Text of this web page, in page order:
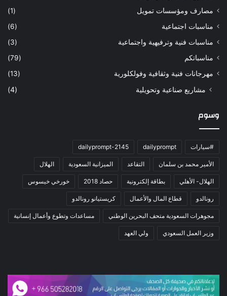
مصارف ومؤسسات تمويل
(1)
مناسبات اجتماعية
(6)
مناسبات فنية وترفيهية واجتماعية
(3)
مناسباتكم
(79)
مهرجانات فنية وثقافية وفولكلورية
(13)
مشاريع صناعية وتحويلية (4)
وسوم
#سيارات dailyprompt
dailyprompt-2145
الأمير محمد بن سلمان التقاعد الميزانية السعودية الهلال
الهلال- الأهلي بطاقة إلكترونية حصاد 2018 خورخي خيسوس
رونالدو قطاع المال والأعمال كريستيانو رونالدو
مجوهرات السعودية متحف البحرين الوطني مساعدات وتطوع وأعمال إنسانية
وزير العمل السعودي ولي العهد